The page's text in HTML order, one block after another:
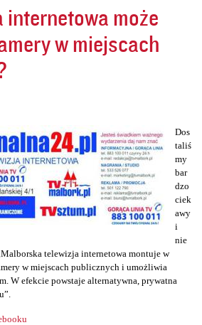
internetowa może
w miejscach
Dos
taliś
my
bar
dzo
ciek
awy
i
nie
telewizja internetowa montuje w
w miejscach publicznych i umożliwia
W efekcie powstaje alternatywna, prywatna